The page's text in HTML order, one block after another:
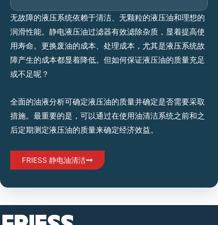
无故障的液压系统依赖于清洁、无颗粒的液压油和理想的
润滑性能。静电液压油过滤器有效滤除杂质，显着提高使
用寿命。更换废油的成本、处理成本，尤其是液压系统故
障产生的成本都显着降低。但如何保证液压油的质量充足
或不足呢？
全面的油液分析可确定液压油的质量并确定是否需要采取
措施。最重要的是，可以通过在使用油清洁系统之前和之
后定期测定液压油的质量来确定经济效益。
FRIESS 静电油清洁